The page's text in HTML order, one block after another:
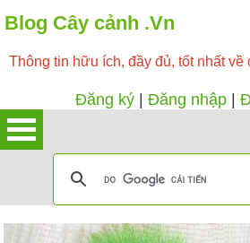
Blog Cây cảnh .Vn
Thông tin hữu ích, đầy đủ, tốt nhất về
Đăng ký Đăng nhập